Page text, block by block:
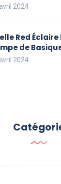
2024
Red Éclaire
de
2024